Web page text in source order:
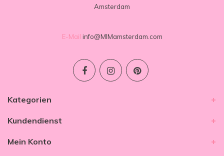
Amsterdam
E-Mail info@MIMamsterdam.com
Kategorien
Kundendienst
Mein Konto